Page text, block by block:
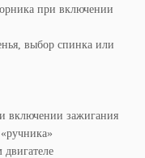
при включении
выбор спинка или
включении зажигания